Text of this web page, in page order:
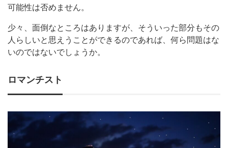
可能性は否めません。
少々、面倒なところはありますが、そういった部分もその
人らしいと思えうことができるのであれば、何ら問題はな
いのではないでしょうか。
ロマンチスト